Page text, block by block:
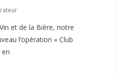
et de la Bière, notre
l’opération « Club
en